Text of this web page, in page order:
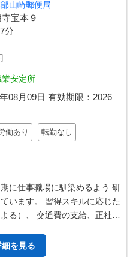
山崎郵便局
宝本９
分
安定所
08月09日 有効期限： 2026
働あり 転勤なし
に仕事職場に馴染めるよう 研
います。 習得スキルに応じた
る）、 交通費の支給、正社員
を見る